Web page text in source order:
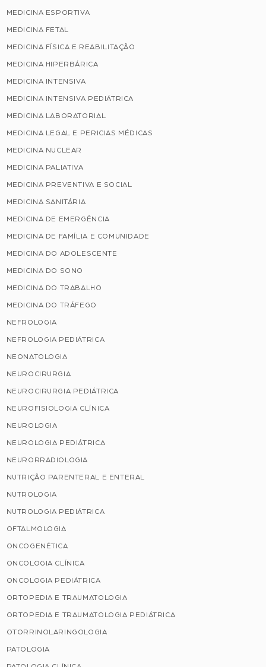
MEDICINA ESPORTIVA
MEDICINA FETAL
MEDICINA FÍSICA E REABILITAÇÃO
MEDICINA HIPERBÁRICA
MEDICINA INTENSIVA
MEDICINA INTENSIVA PEDIÁTRICA
MEDICINA LABORATORIAL
MEDICINA LEGAL E PERICIAS MÉDICAS
MEDICINA NUCLEAR
MEDICINA PALIATIVA
MEDICINA PREVENTIVA E SOCIAL
MEDICINA SANITÁRIA
MEDICINA DE EMERGÊNCIA
MEDICINA DE FAMÍLIA E COMUNIDADE
MEDICINA DO ADOLESCENTE
MEDICINA DO SONO
MEDICINA DO TRABALHO
MEDICINA DO TRÁFEGO
NEFROLOGIA
NEFROLOGIA PEDIÁTRICA
NEONATOLOGIA
NEUROCIRURGIA
NEUROCIRURGIA PEDIÁTRICA
NEUROFISIOLOGIA CLÍNICA
NEUROLOGIA
NEUROLOGIA PEDIÁTRICA
NEURORRADIOLOGIA
NUTRIÇÃO PARENTERAL E ENTERAL
NUTROLOGIA
NUTROLOGIA PEDIÁTRICA
OFTALMOLOGIA
ONCOGENÉTICA
ONCOLOGIA CLÍNICA
ONCOLOGIA PEDIÁTRICA
ORTOPEDIA E TRAUMATOLOGIA
ORTOPEDIA E TRAUMATOLOGIA PEDIÁTRICA
OTORRINOLARINGOLOGIA
PATOLOGIA